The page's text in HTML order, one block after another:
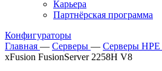
Карьера
Партнёрская программа
Конфигураторы
Главная — Серверы — Серверы HPE
xFusion FusionServer 2258H V8